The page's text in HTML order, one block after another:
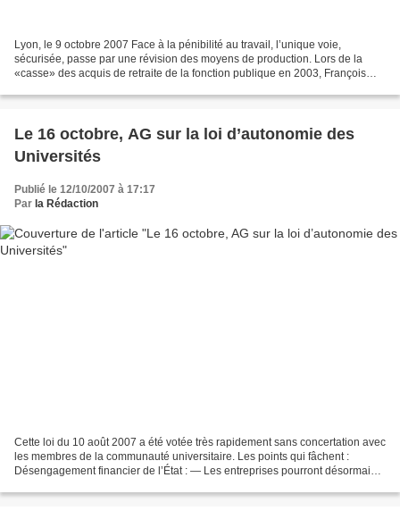
Lyon, le 9 octobre 2007 Face à la pénibilité au travail, l’unique voie,
sécurisée, passe par une révision des moyens de production. Lors de la
«casse» des acquis de retraite de la fonction publique en 2003, François
Le 16 octobre, AG sur la loi d’autonomie des
Universités
Publié le 12/10/2007 à 17:17
Par la Rédaction
Cette loi du 10 août 2007 a été votée très rapidement sans concertation avec
les membres de la communauté universitaire. Les points qui fâchent :
Désengagement financier de l’État : — Les entreprises pourront désormais